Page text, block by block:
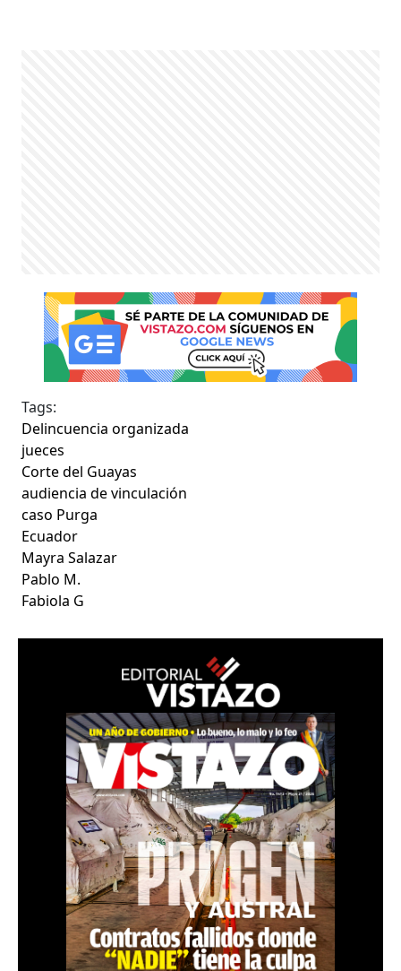
Tags:
Delincuencia organizada
jueces
Corte del Guayas
audiencia de vinculación
caso Purga
Ecuador
Mayra Salazar
Pablo M.
Fabiola G